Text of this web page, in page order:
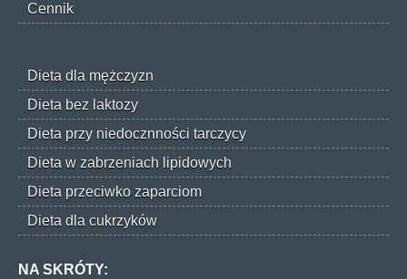
Cennik
Dieta dla mężczyzn
Dieta bez laktozy
Dieta przy niedocznności tarczycy
Dieta w zabrzeniach lipidowych
Dieta przeciwko zaparciom
Dieta dla cukrzyków
NA SKRÓTY: